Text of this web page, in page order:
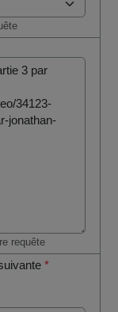
requête
*